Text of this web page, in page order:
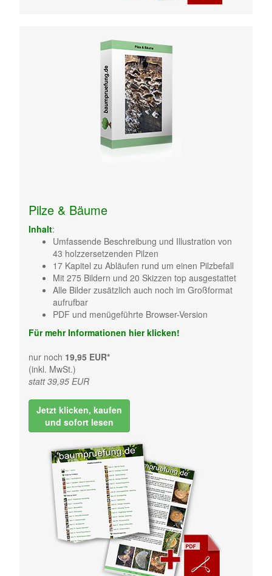
Pilze & Bäume
Inhalt:
Umfassende Beschreibung und Illustration von
43 holzzersetzenden Pilzen
17 Kapitel zu Abläufen rund um einen Pilzbefall
Mit 275 Bildern und 20 Skizzen top ausgestattet
Alle Bilder zusätzlich auch noch im Großformat
aufrufbar
PDF und menügeführte Browser-Version
Für mehr Informationen hier klicken!
nur noch 19,95 EUR*
(inkl. MwSt.)
statt 39,95 EUR
Jetzt klicken, kaufen
und sofort lesen